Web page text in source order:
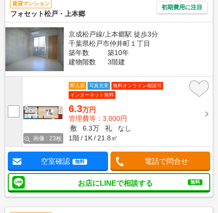
賃貸マンション
フォセット松戸・上本郷
初期費用に注目
京成松戸線/上本郷駅 徒歩3分
千葉県松戸市仲井町１丁目
築年数
築10年
建物階数
3階建
画像 : 23枚
即入居 写真充実
無料オンライン相談可
インターネット無料
6.3万円
管理費等：3,000円
敷
6.3万 礼
なし
1階
1K 21.8㎡
空室確認 無料 電話で問合せ
お店にLINEで相談する 無料